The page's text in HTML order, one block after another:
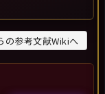
の参考文献Wikiへ